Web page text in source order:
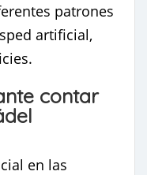
patrones
artificial,
contar
en las